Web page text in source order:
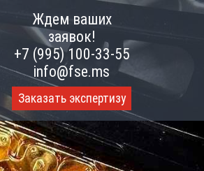
Ждем ваших
заявок!
+7 (995) 100-33-55
info@fse.ms
Заказать экспертизу